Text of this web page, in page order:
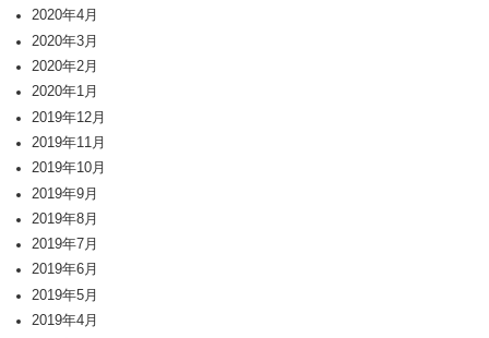
2020年4月
2020年3月
2020年2月
2020年1月
2019年12月
2019年11月
2019年10月
2019年9月
2019年8月
2019年7月
2019年6月
2019年5月
2019年4月